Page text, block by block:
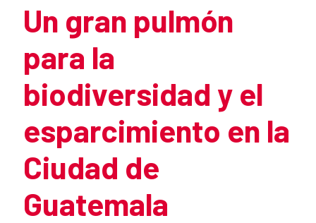
Un gran pulmón
para la
biodiversidad y el
esparcimiento en la
Ciudad de
Guatemala